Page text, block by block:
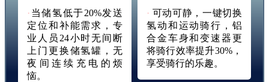
· 当储氢低于20%发送
定位和补能需求，专
业人员24小时无间断
上门更换储氢罐，无
夜间连续充电的烦
恼。
· 可动可静，一键切换
氢动和运动骑行，铝
合金车身和变速器更
将骑行效率提升30%，
享受骑行的乐趣。